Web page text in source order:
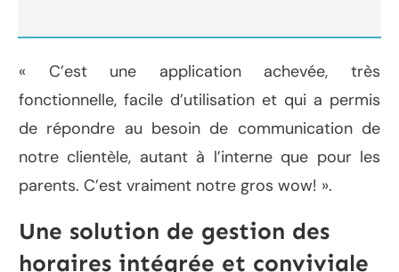
« C’est une application achevée, très
fonctionnelle, facile d’utilisation et qui a permis
de répondre au besoin de communication de
notre clientèle, autant à l’interne que pour les
parents. C’est vraiment notre gros wow! ».
Une solution de gestion des
horaires intégrée et conviviale